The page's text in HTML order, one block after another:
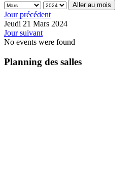
Aller au mois
Jour précédent
Jeudi 21 Mars 2024
Jour suivant
No events were found
Planning des salles